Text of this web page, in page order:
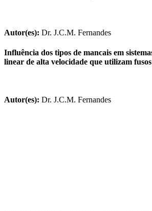
Autor(es): Dr. J.C.M. Fernandes
Influência dos tipos de mancais em
linear de alta velocidade que utilizam fusos
Autor(es): Dr. J.C.M. Fernandes